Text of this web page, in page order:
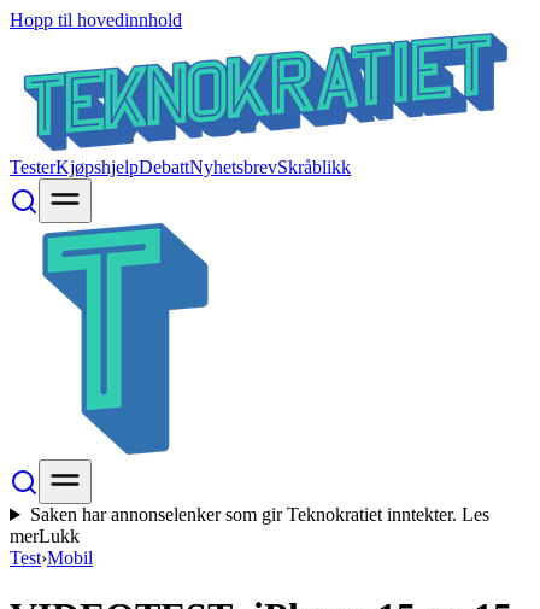
Hopp til hovedinnhold
TesterKjøpshjelpDebattNyhetsbrevSkråblikk
Saken har annonselenker som gir Teknokratiet inntekter. Les
merLukk
Test›Mobil